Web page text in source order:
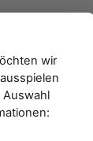
wir
Auswahl